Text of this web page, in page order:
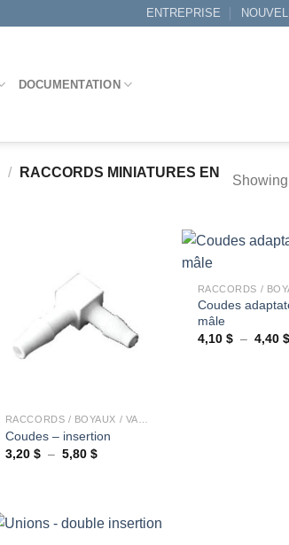
ENTREPRISE
DOCUMENTATION
/
RACCORDS MINIATURES EN
à la
wishlist
Coudes – insertion
3,20 $ – 5,80 $Plage
5,80 $
+
Coudes
mâle
4,10 $ – 4,40 $
+